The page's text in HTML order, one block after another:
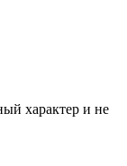
характер и не